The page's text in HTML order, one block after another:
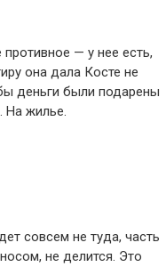
— у нее есть,
она дала Косте не
деньги были подарены
На жилье.
совсем не туда, часть
не делится. Это